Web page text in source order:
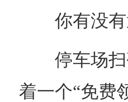
你有没
停车场
着一个“免费